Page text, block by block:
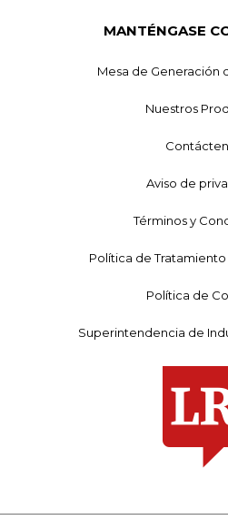
MANTÉNGASE
Mesa de Generación
Nuestros
Aviso de
Términos y
Política de
Política de
Superintendencia de